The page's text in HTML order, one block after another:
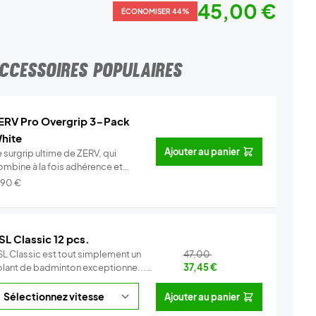
ÉCONOMISER 44% 45,00 €
POPULAIRES
Pro Overgrip 3-Pack
surgrip ultime de ZERV, qui
à la fois adhérence et
Info
€
Ajouter au panier
Classic 12 pcs.
Classic est tout simplement un
de badminton exceptionne...
47,00
37,45€
Ajouter au panier